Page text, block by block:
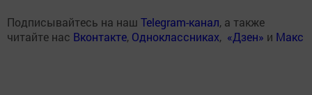
Подписывайтесь на наш Telegram-канал, а также
читайте нас Вконтакте, Одноклассниках, «Дзен» и Макс